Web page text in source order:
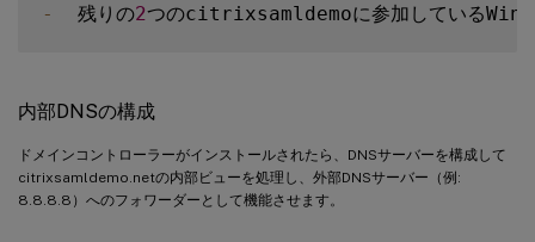
-
  残りの
2つのcitrixsamldemoに参加してい
内部DNSの構成
ドメインコントローラーがインストールされたら、DNSサーバーを構成して
citrixsamldemo.netの内部ビューを処理し、外部DNSサーバー（例:
8.8.8.8）へのフォワーダーとして機能させます。